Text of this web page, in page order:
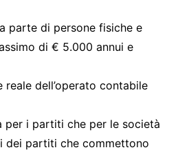
parte di persone fisiche e
di € 5.000 annui e
dell’operato contabile
per i partiti che per le società
dei partiti che commettono